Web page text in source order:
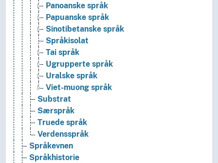
Panoanske språk
Papuanske språk
Sinotibetanske språk
Språkisolat
Tai språk
Ugrupperte språk
Uralske språk
Viet-muong språk
Substrat
Særspråk
Truede språk
Verdensspråk
Språkevnen
Språkhistorie